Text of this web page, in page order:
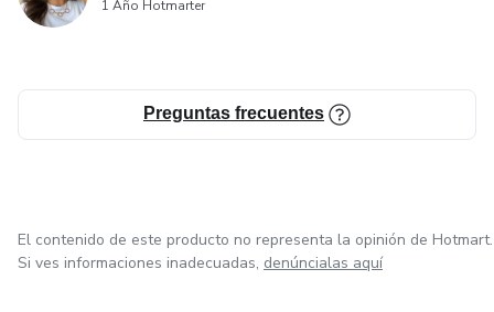
1 Año Hotmarter
Preguntas frecuentes
El contenido de este producto no representa la opinión de Hotmart.
Si ves informaciones inadecuadas, denúncialas aquí